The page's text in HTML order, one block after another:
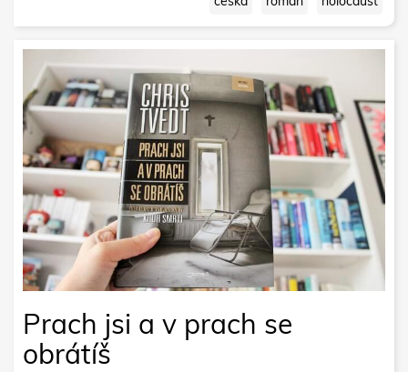
Prach jsi a v prach se
obrátíš